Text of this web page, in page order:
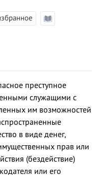
преступное
служащими с
им возможностей
в виде денег,
прав или
(бездействие)
или его